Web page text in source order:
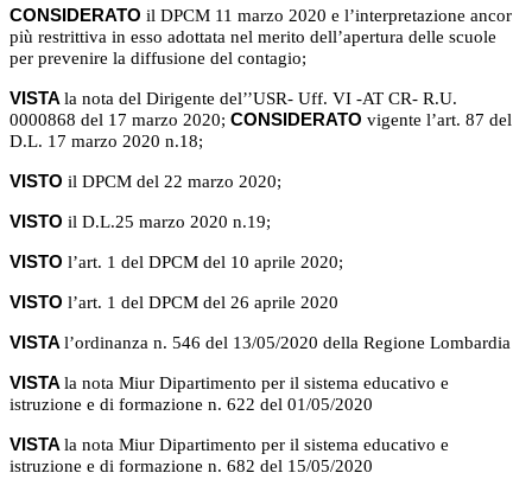
CONSIDERATO il DPCM 11 marzo 2020 e l’interpretazione ancor
più restrittiva in esso adottata nel merito dell’apertura delle scuole
per prevenire la diffusione del contagio;
VISTA la nota del Dirigente del’’USR- Uff. VI -AT CR- R.U.
0000868 del 17 marzo 2020; CONSIDERATO vigente l’art. 87 del
D.L. 17 marzo 2020 n.18;
VISTO il DPCM del 22 marzo 2020;
VISTO il D.L.25 marzo 2020 n.19;
VISTO l’art. 1 del DPCM del 10 aprile 2020;
VISTO l’art. 1 del DPCM del 26 aprile 2020
VISTA l’ordinanza n. 546 del 13/05/2020 della Regione Lombardia
VISTA la nota Miur Dipartimento per il sistema educativo e
istruzione e di formazione n. 622 del 01/05/2020
VISTA la nota Miur Dipartimento per il sistema educativo e
istruzione e di formazione n. 682 del 15/05/2020